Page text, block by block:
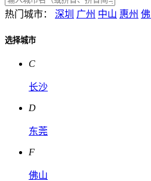
热门城市： 深圳 广州 中山 惠州
选择城市
C
长沙
D
东莞
F
佛山